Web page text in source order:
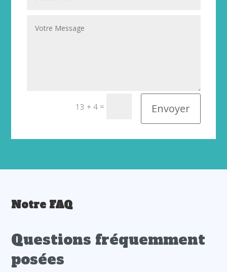
13 + 4= Envoyer
Notre FAQ
Questions fréquemment
posées